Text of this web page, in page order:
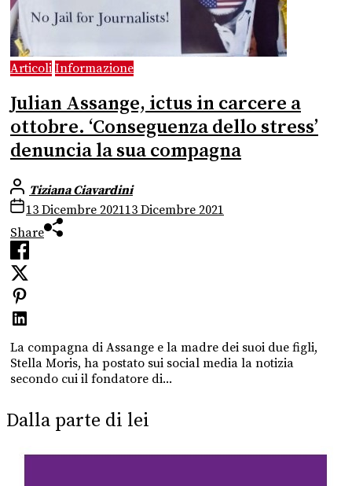
Articoli Informazione
Julian Assange, ictus in carcere a
ottobre. ‘Conseguenza dello stress’
denuncia la sua compagna
Tiziana Ciavardini
13 Dicembre 202113 Dicembre 2021
Share
La compagna di Assange e la madre dei suoi due figli,
Stella Moris, ha postato sui social media la notizia
secondo cui il fondatore di...
Dalla parte di lei